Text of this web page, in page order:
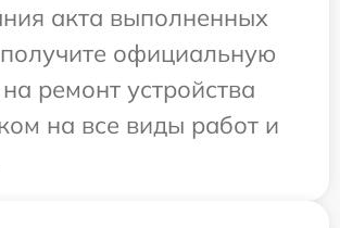
акта выполненных
официальную
ремонт устройства
на все виды работ и